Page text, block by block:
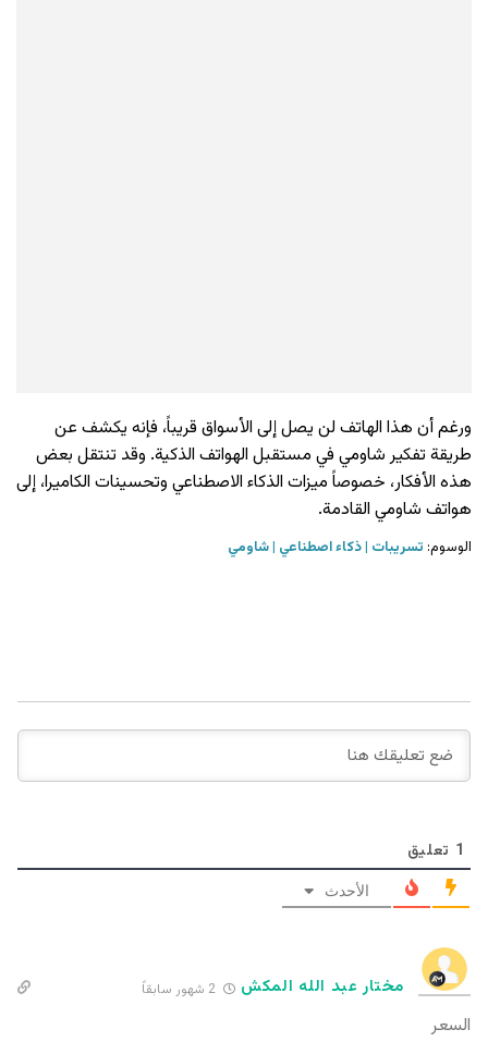
ورغم أن هذا الهاتف لن يصل إلى الأسواق قريباً، فإنه يكشف عن
طريقة تفكير شاومي في مستقبل الهواتف الذكية. وقد تنتقل بعض
هذه الأفكار، خصوصاً ميزات الذكاء الاصطناعي وتحسينات الكاميرا، إلى
هواتف شاومي القادمة.
الوسوم: تسريبات ذكاء اصطناعي شاومي
1 تعليق
الأحدث
مختار عبد الله المكش
السعر